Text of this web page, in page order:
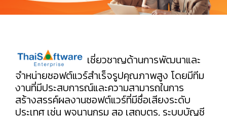
เชี่ยวชาญด้านการพัฒนาและ
จำหน่ายซอฟต์แวร์สำเร็จรูปคุณภาพสูง โดยมีทีม
งานที่มีประสบการณ์และความสามารถในการ
สร้างสรรค์ผลงานซอฟต์แวร์ที่มีชื่อเสียงระดับ
ประเทศ เช่น พจนานุกรม สอ เสถบุตร, ระบบบัญชี